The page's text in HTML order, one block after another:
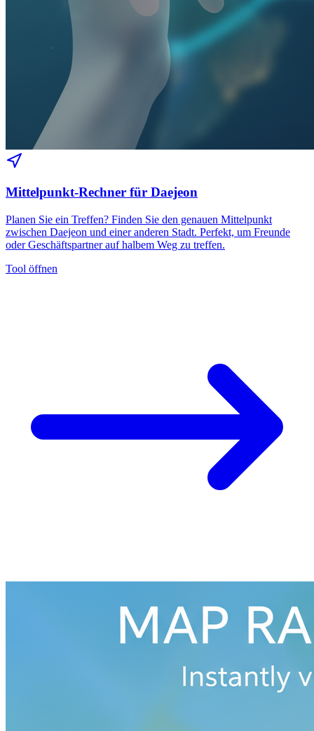
Mittelpunkt-Rechner für Daejeon
Planen Sie ein Treffen? Finden Sie den genauen Mittelpunkt
zwischen Daejeon und einer anderen Stadt. Perfekt, um Freunde
oder Geschäftspartner auf halbem Weg zu treffen.
Tool öffnen